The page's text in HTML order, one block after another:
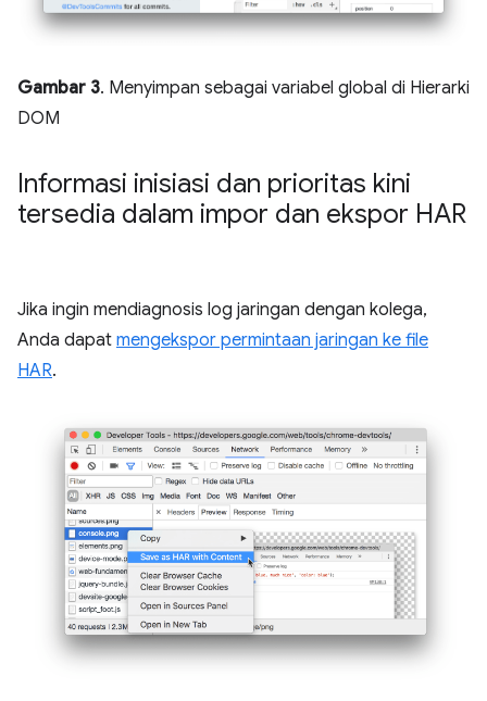
Gambar 3. Menyimpan sebagai variabel global di Hierarki
DOM
Informasi inisiasi dan prioritas kini
tersedia dalam impor dan ekspor HAR
Jika ingin mendiagnosis log jaringan dengan kolega,
Anda dapat mengekspor permintaan jaringan ke file
HAR.